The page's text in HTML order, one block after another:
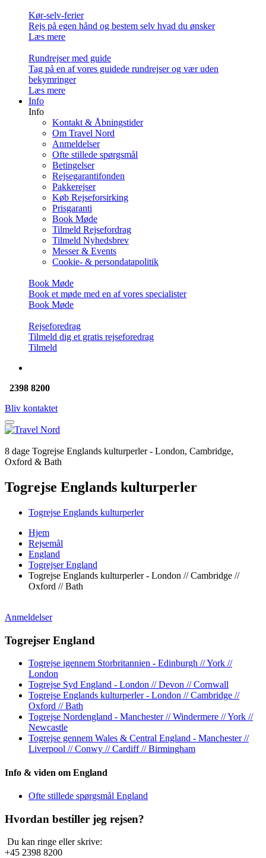
Kør-selv-ferier
Rejs på egen hånd og bestem selv hvad du ønsker
Læs mere
Rundrejser med guide
Tag på en af vores guidede rundrejser og vær uden
bekymringer
Læs mere
Info
Info
Kontakt & Åbningstider
Om Travel Nord
Anmeldelser
Ofte stillede spørgsmål
Betingelser
Rejsegarantifonden
Pakkerejser
Køb Rejseforsirking
Prisgaranti
Book Møde
Tilmeld Rejsefordrag
Tilmeld Nyhedsbrev
Messer & Events
Cookie- & persondatapolitik
Book Møde
Book et møde med en af vores specialister
Book Møde
Rejseforedrag
Tilmeld dig et gratis rejseforedrag
Tilmeld
2398 8200
Bliv kontaktet
8 dage Togrejse Englands kulturperler - London, Cambridge,
Oxford & Bath
Togrejse Englands kulturperler
Togrejse Englands kulturperler
Hjem
Rejsemål
England
Togrejser England
Togrejse Englands kulturperler - London // Cambridge //
Oxford // Bath
Anmeldelser
Togrejser England
Togrejse igennem Storbritannien - Edinburgh // York //
London
Togrejse Syd England - London // Devon // Cornwall
Togrejse Englands kulturperler - London // Cambridge //
Oxford // Bath
Togrejse Nordengland - Manchester // Windermere // York //
Newcastle
Togrejse gennem Wales & Central England - Manchester //
Liverpool // Conwy // Cardiff // Birmingham
Info & viden om England
Ofte stillede spørgsmål England
Hvordan bestiller jeg rejsen?
Du kan ringe eller skrive:
+45 2398 8200